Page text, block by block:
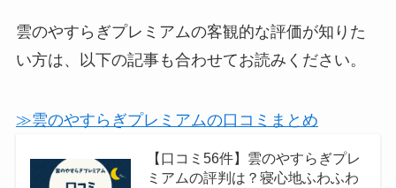
雲のやすらぎプレミアムの客観的な評価が知りた
い方は、以下の記事も合わせてお読みください。
≫雲のやすらぎプレミアムの口コミまとめ
【口コミ56件】雲のやすらぎプレ
ミアムの評判は？寝心地ふわふわ